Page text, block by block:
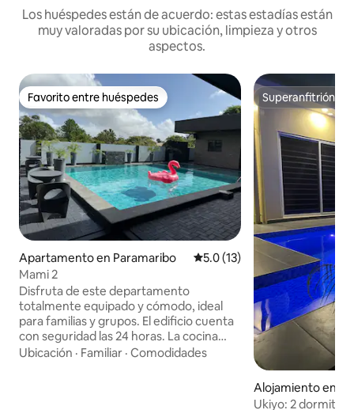
Los huéspedes están de acuerdo: estas estadías están
muy valoradas por su ubicación, limpieza y otros
aspectos.
Favorito entre huéspedes
Favorito entre huéspedes
Apartamento en Paramaribo Calificación promedio: 5.0 de
5.0 (13)
Mami 2
Disfruta de este departamento
totalmente equipado y cómodo, ideal
para familias y grupos. El edificio cuenta
con seguridad las 24 horas. La cocina
está totalmente equipada con utensilios,
Ubicación · Familiar · Comodidades
Superanfitrión
Superanfitrión
Alojamiento en
Ukiyo: 2